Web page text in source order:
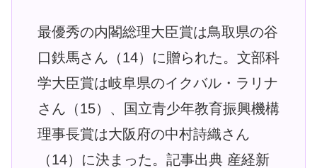
最優秀の内閣総理大臣賞は鳥取県の谷
口鉄馬さん（14）に贈られた。文部科
学大臣賞は岐阜県のイクバル・ラリナ
さん（15）、国立青少年教育振興機構
理事長賞は大阪府の中村詩織さん
（14）に決まった。記事出典 産経新